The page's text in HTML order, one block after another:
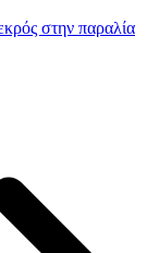
στην παραλία